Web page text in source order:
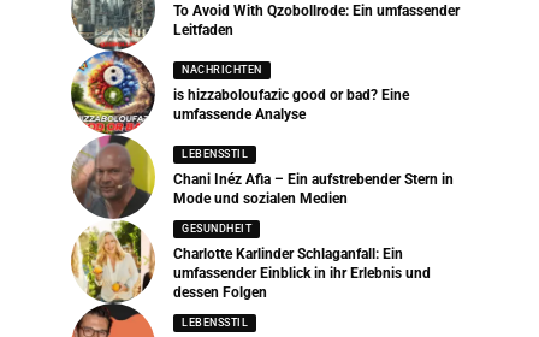
To Avoid With Qzobollrode: Ein umfassender
Leitfaden
NACHRICHTEN
is hizzaboloufazic good or bad? Eine
umfassende Analyse
LEBENSSTIL
Chani Inéz Afia – Ein aufstrebender Stern in
Mode und sozialen Medien
GESUNDHEIT
Charlotte Karlinder Schlaganfall: Ein
umfassender Einblick in ihr Erlebnis und
dessen Folgen
LEBENSSTIL